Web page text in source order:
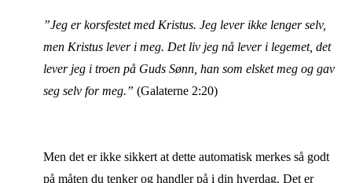
”Jeg er korsfestet med Kristus. Jeg lever ikke lenger selv,
men Kristus lever i meg. Det liv jeg nå lever i legemet, det
lever jeg i troen på Guds Sønn, han som elsket meg og gav
seg selv for meg.” (Galaterne 2:20)
Men det er ikke sikkert at dette automatisk merkes så godt
på måten du tenker og handler på i din hverdag. Det er